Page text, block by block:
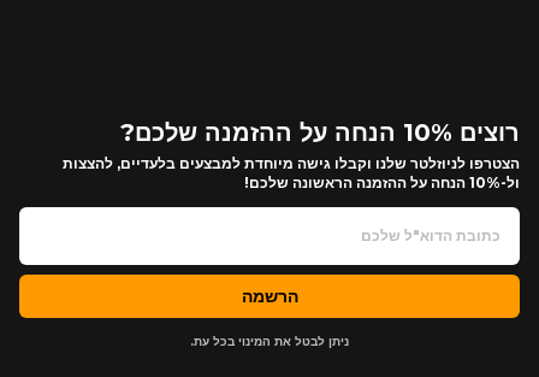
רוצים 10% הנחה על ההזמנה שלכם?
הצטרפו לניוזלטר שלנו וקבלו גישה מיוחדת למבצעים בלעדיים, להצצות
ול-10% הנחה על ההזמנה הראשונה שלכם!
הרשמה
ניתן לבטל את המינוי בכל עת.